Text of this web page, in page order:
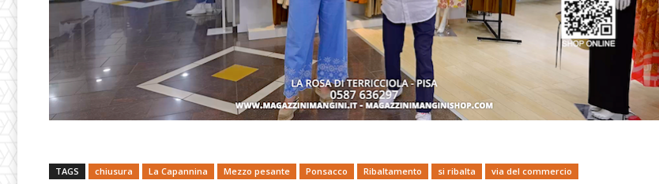
TAGS chiusura La Capannina Mezzo pesante Ponsacco Ribaltamento si ribalta via del commercio